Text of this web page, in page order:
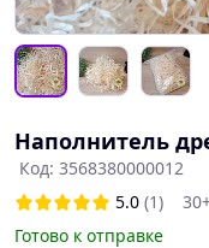
Наполнитель
Код: 3568380000012
5.0 (1)
Готово к отправке